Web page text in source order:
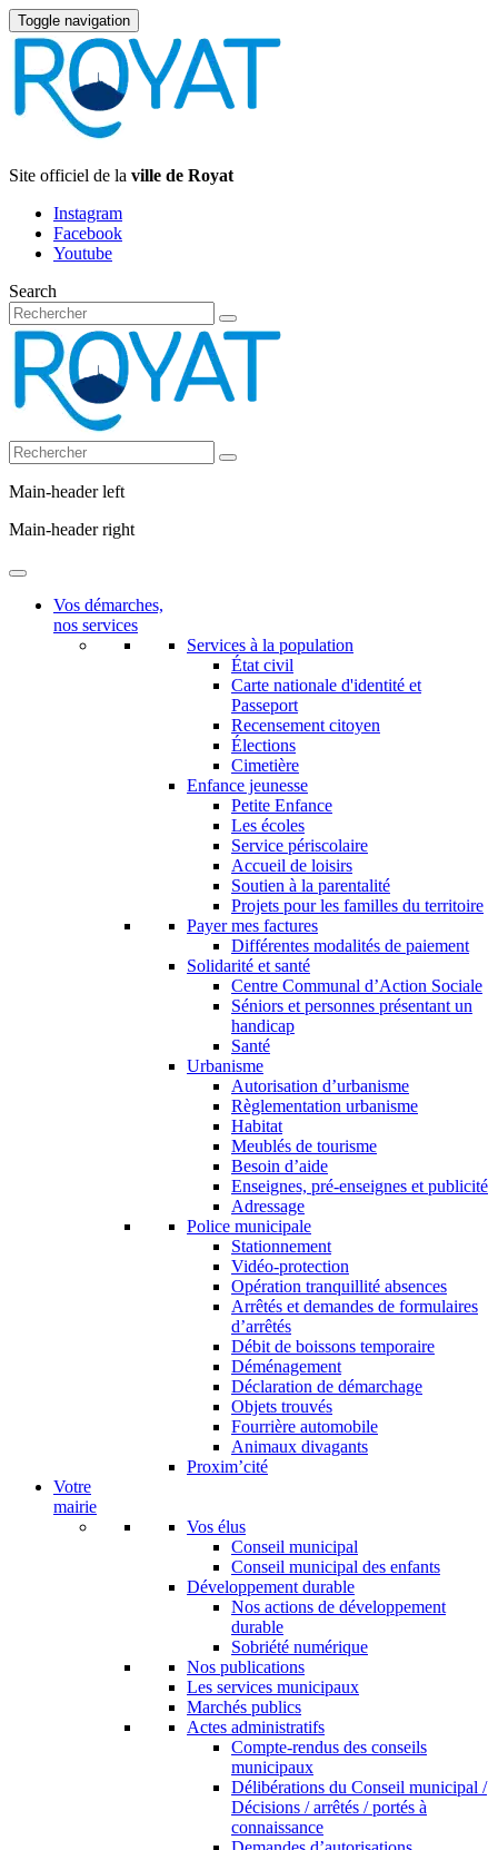
Toggle navigation
Site officiel de la ville de Royat
Instagram
Facebook
Youtube
Search
Main-header left
Main-header right
Vos démarches,
nos services
Services à la population
État civil
Carte nationale d'identité et
Passeport
Recensement citoyen
Élections
Cimetière
Enfance jeunesse
Petite Enfance
Les écoles
Service périscolaire
Accueil de loisirs
Soutien à la parentalité
Projets pour les familles du territoire
Payer mes factures
Différentes modalités de paiement
Solidarité et santé
Centre Communal d’Action Sociale
Séniors et personnes présentant un
handicap
Santé
Urbanisme
Autorisation d’urbanisme
Règlementation urbanisme
Habitat
Meublés de tourisme
Besoin d’aide
Enseignes, pré-enseignes et publicité
Adressage
Police municipale
Stationnement
Vidéo-protection
Opération tranquillité absences
Arrêtés et demandes de formulaires
d’arrêtés
Débit de boissons temporaire
Déménagement
Déclaration de démarchage
Objets trouvés
Fourrière automobile
Animaux divagants
Proxim’cité
Votre
mairie
Vos élus
Conseil municipal
Conseil municipal des enfants
Développement durable
Nos actions de développement
durable
Sobriété numérique
Nos publications
Les services municipaux
Marchés publics
Actes administratifs
Compte-rendus des conseils
municipaux
Délibérations du Conseil municipal /
Décisions / arrêtés / portés à
connaissance